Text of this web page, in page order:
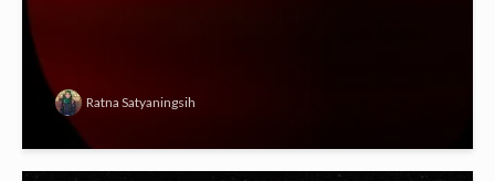
Ratna Satyaningsih